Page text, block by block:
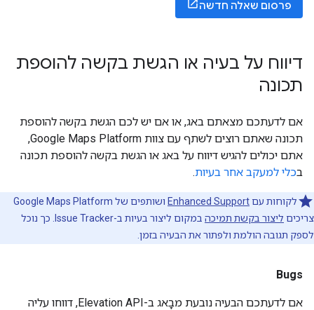
פרסום שאלה חדשה
דיווח על בעיה או הגשת בקשה להוספת
תכונה
אם לדעתכם מצאתם באג, או אם יש לכם הגשת בקשה להוספת
תכונה שאתם רוצים לשתף עם צוות Google Maps Platform,
אתם יכולים להגיש דיווח על באג או הגשת בקשה להוספת תכונה
בכלי למעקב אחר בעיות.
לקוחות עם Enhanced Support
ושותפים של Google Maps Platform
צריכים ליצור בקשת תמיכה
במקום ליצור בעיות ב-Issue Tracker. כך נוכל
לספק תגובה הולמת ולפתור את הבעיה בזמן.
Bugs
אם לדעתכם הבעיה נובעת מבָאג ב-Elevation API, דווחו עליה